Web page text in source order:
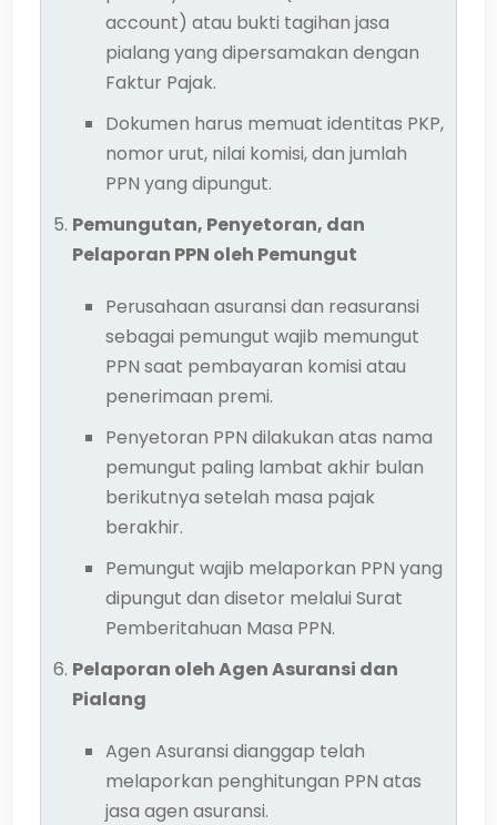
account) atau bukti tagihan jasa
pialang yang dipersamakan dengan
Faktur Pajak.
Dokumen harus memuat identitas PKP,
nomor urut, nilai komisi, dan jumlah
PPN yang dipungut.
Pemungutan, Penyetoran, dan
Pelaporan PPN oleh Pemungut
Perusahaan asuransi dan reasuransi
sebagai pemungut wajib memungut
PPN saat pembayaran komisi atau
penerimaan premi.
Penyetoran PPN dilakukan atas nama
pemungut paling lambat akhir bulan
berikutnya setelah masa pajak
berakhir.
Pemungut wajib melaporkan PPN yang
dipungut dan disetor melalui Surat
Pemberitahuan Masa PPN.
Pelaporan oleh Agen Asuransi dan
Pialang
Agen Asuransi dianggap telah
melaporkan penghitungan PPN atas
jasa agen asuransi.